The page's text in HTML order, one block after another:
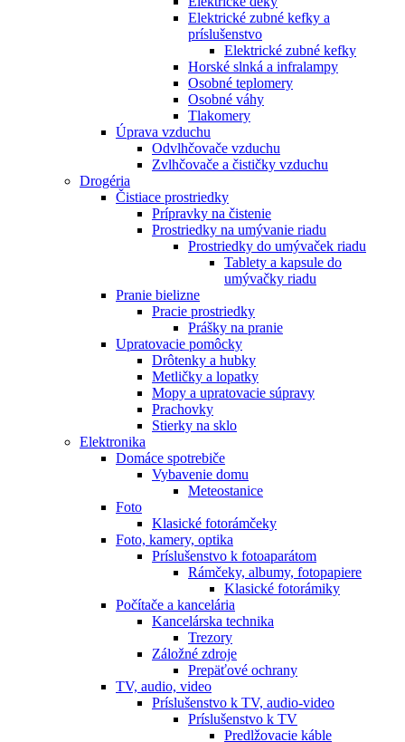
Elektrické zubné kefky a
príslušenstvo
Elektrické zubné kefky
Horské slnká a infralampy
Osobné teplomery
Osobné váhy
Tlakomery
Úprava vzduchu
Odvlhčovače vzduchu
Zvlhčovače a čističky vzduchu
Drogéria
Čistiace prostriedky
Prípravky na čistenie
Prostriedky na umývanie riadu
Prostriedky do umývaček riadu
Tablety a kapsule do
umývačky riadu
Pranie bielizne
Pracie prostriedky
Prášky na pranie
Upratovacie pomôcky
Drôtenky a hubky
Metličky a lopatky
Mopy a upratovacie súpravy
Prachovky
Stierky na sklo
Elektronika
Domáce spotrebiče
Vybavenie domu
Meteostanice
Foto
Klasické fotorámčeky
Foto, kamery, optika
Príslušenstvo k fotoaparátom
Rámčeky, albumy, fotopapiere
Klasické fotorámiky
Počítače a kancelária
Kancelárska technika
Trezory
Záložné zdroje
Prepäťové ochrany
TV, audio, video
Príslušenstvo k TV, audio-video
Príslušenstvo k TV
Predlžovacie káble